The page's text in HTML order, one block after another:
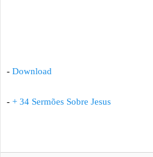
- Download
- + 34 Sermões Sobre Jesus